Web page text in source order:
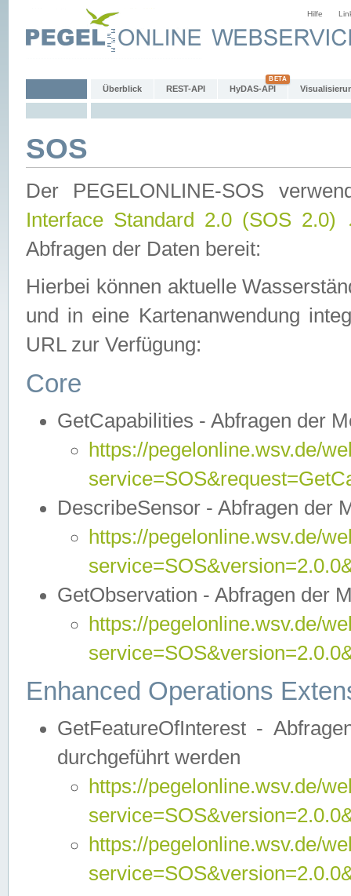
Hilfe
Überblick REST-API HyDAS-API
SOS
Der PEGELONLINE-SOS
Interface Standard 2.0 (SOS 2.0)
Abfragen der Daten bereit:
Hierbei können aktuelle
und in eine Kartenanwendung
URL zur Verfügung:
Core
GetCapabilities - Abfragen der
https://pegelonline.wsv.de/
DescribeSensor - Abfragen der
https://pegelonline.wsv.de/
GetObservation - Abfragen der
https://pegelonline.wsv.de/
Enhanced Operations
GetFeatureOfInterest -
durchgeführt werden
https://pegelonline.wsv.de/
https://pegelonline.wsv.de/